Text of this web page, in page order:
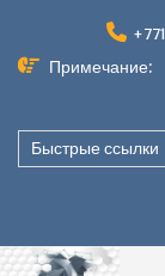
содержимому
Примечание:
Быстрые ссылки